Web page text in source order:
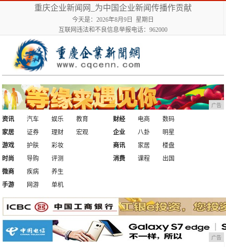
重庆企业新闻网_为中国企业新闻传播作贡献
今天是：2026年8月9日 星期日
互联网违法和不良信息举报电话：962000
广告
资讯 汽车 娱乐
教育
家居
证券 理财 宏观
财经 电商
数码
企业
八卦
明星
游戏
护肤
彩妆
时尚
导购 评测
商讯 家居
楼盘
消费
课程
出国
微商
疾病
养生
手游
网游 单机
广告